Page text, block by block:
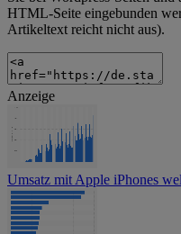
HTML-Seite eingebunden
Artikeltext reicht nicht aus).
Anzeige
Umsatz mit Apple iPhones